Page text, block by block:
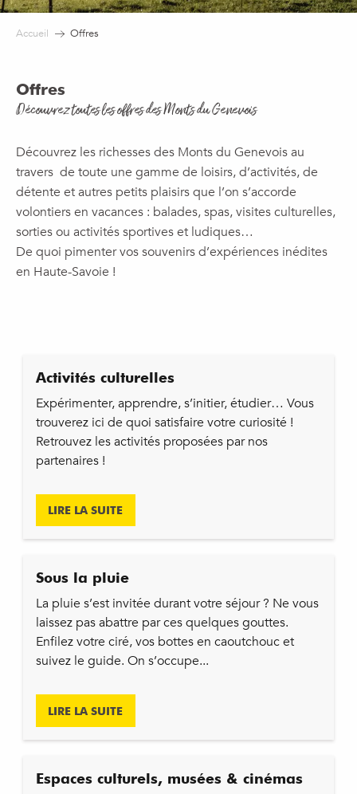
Accueil Offres
Offres
Découvrez toutes les offres des Monts du Genevois
Découvrez les richesses des Monts du Genevois au
travers de toute une gamme de loisirs, d’activités, de
détente et autres petits plaisirs que l’on s’accorde
volontiers en vacances : balades, spas, visites culturelles,
sorties ou activités sportives et ludiques…
De quoi pimenter vos souvenirs d’expériences inédites
en Haute-Savoie !
Activités culturelles
Expérimenter, apprendre, s’initier, étudier… Vous
trouverez ici de quoi satisfaire votre curiosité !
Retrouvez les activités proposées par nos
partenaires !
LIRE LA SUITE
Sous la pluie
La pluie s’est invitée durant votre séjour ? Ne vous
laissez pas abattre par ces quelques gouttes.
Enfilez votre ciré, vos bottes en caoutchouc et
suivez le guide. On s’occupe...
LIRE LA SUITE
Espaces culturels, musées & cinémas